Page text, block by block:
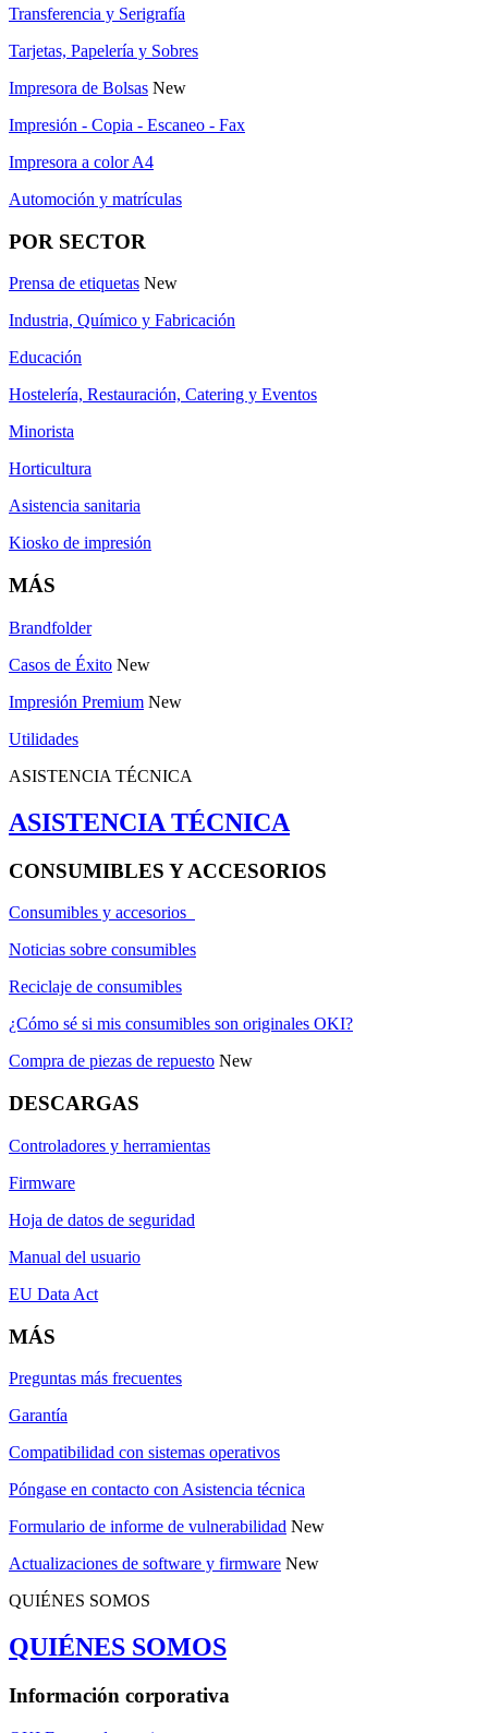
Transferencia y Serigrafía
Tarjetas, Papelería y Sobres
Impresora de Bolsas New
Impresión - Copia - Escaneo - Fax
Impresora a color A4
Automoción y matrículas
POR SECTOR
Prensa de etiquetas New
Industria, Químico y Fabricación
Educación
Hostelería, Restauración, Catering y Eventos
Minorista
Horticultura
Asistencia sanitaria
Kiosko de impresión
MÁS
Brandfolder
Casos de Éxito New
Impresión Premium New
Utilidades
ASISTENCIA TÉCNICA
ASISTENCIA TÉCNICA
CONSUMIBLES Y ACCESORIOS
Consumibles y accesorios
Noticias sobre consumibles
Reciclaje de consumibles
¿Cómo sé si mis consumibles son originales OKI?
Compra de piezas de repuesto New
DESCARGAS
Controladores y herramientas
Firmware
Hoja de datos de seguridad
Manual del usuario
EU Data Act
MÁS
Preguntas más frecuentes
Garantía
Compatibilidad con sistemas operativos
Póngase en contacto con Asistencia técnica
Formulario de informe de vulnerabilidad New
Actualizaciones de software y firmware New
QUIÉNES SOMOS
QUIÉNES SOMOS
Información corporativa